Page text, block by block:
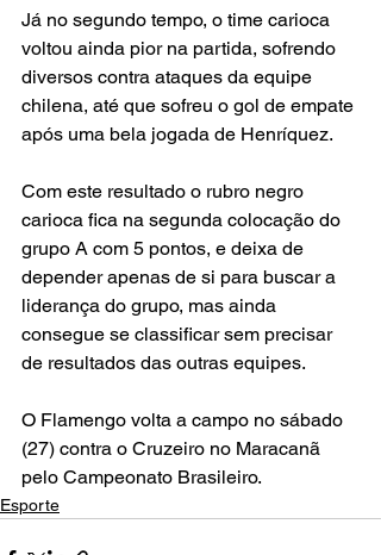
Já no segundo tempo, o time carioca
voltou ainda pior na partida, sofrendo
diversos contra ataques da equipe
chilena, até que sofreu o gol de empate
após uma bela jogada de Henríquez.
Com este resultado o rubro negro
carioca fica na segunda colocação do
grupo A com 5 pontos, e deixa de
depender apenas de si para buscar a
liderança do grupo, mas ainda
consegue se classificar sem precisar
de resultados das outras equipes.
O Flamengo volta a campo no sábado
(27) contra o Cruzeiro no Maracanã
pelo Campeonato Brasileiro.
Esporte